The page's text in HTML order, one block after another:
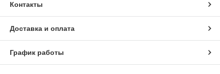
Контакты
Доставка и оплата
График работы